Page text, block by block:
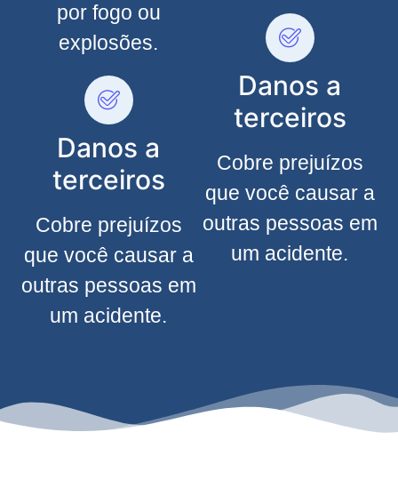
por fogo ou
explosões.
Danos a
terceiros
Cobre prejuízos
que você causar a
outras pessoas em
um acidente.
Danos a
terceiros
Cobre prejuízos
que você causar a
outras pessoas em
um acidente.